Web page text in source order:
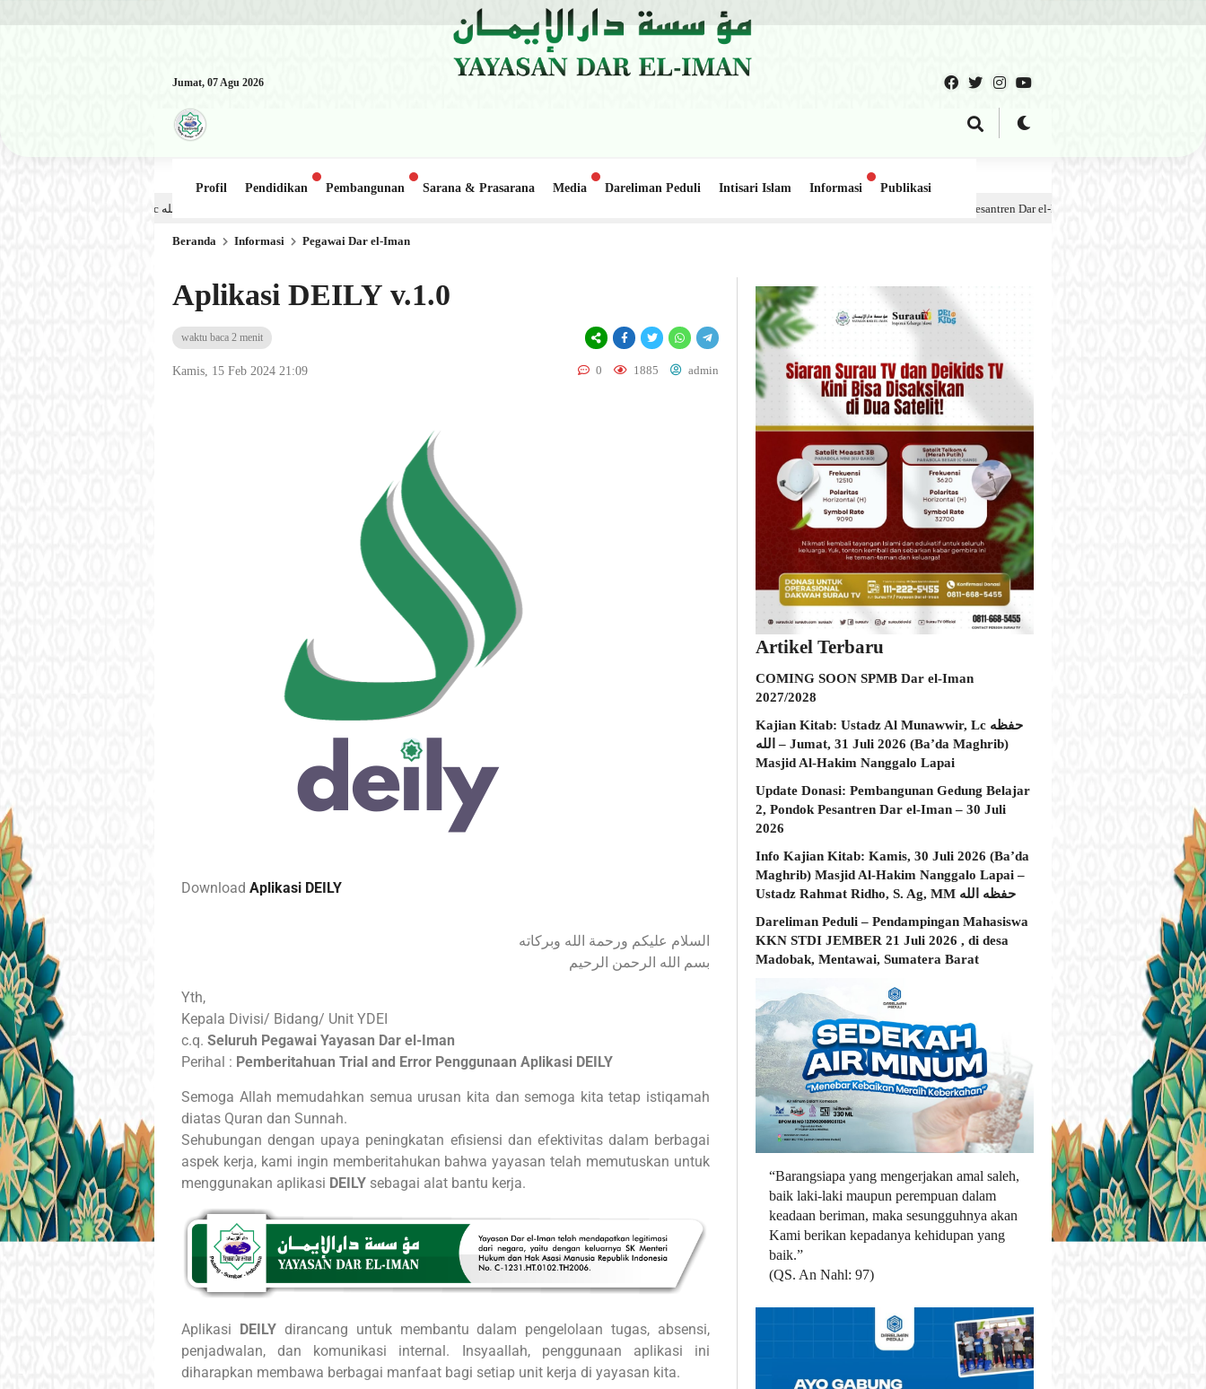
Jumat, 07 Agu 2026
Profil Pendidikan Pembangunan Sarana & Prasarana Media Dareliman Peduli Intisari Islam Informasi
Publikasi
Kajian Kitab: Ustadz Al Munawwir, Lc حفظه الله – Jumat, 31 Juli 2026 (Ba’da Maghrib) Masjid Al-Hakim Nanggalo Lapai
Update Donasi: Pembangunan Gedung Belajar 2, Pondok Pesantren Dar el-Iman – 30 Juli 2026
Beranda Informasi Pegawai Dar el-Iman
Aplikasi DEILY v.1.0
waktu baca 2 menit
Kamis, 15 Feb 2024 21:09 0 1885 admin
Download Aplikasi DEILY
السلام عليكم ورحمة الله وبركاته
بسم الله الرحمن الرحيم
Yth,
Kepala Divisi/ Bidang/ Unit YDEI
c.q. Seluruh Pegawai Yayasan Dar el-Iman
Perihal : Pemberitahuan Trial and Error Penggunaan Aplikasi DEILY
Semoga Allah memudahkan semua urusan kita dan semoga kita tetap istiqamah
diatas Quran dan Sunnah.
Sehubungan dengan upaya peningkatan efisiensi dan efektivitas dalam berbagai
aspek kerja, kami ingin memberitahukan bahwa yayasan telah memutuskan untuk
menggunakan aplikasi DEILY sebagai alat bantu kerja.
Aplikasi DEILYdirancang untuk membantu dalam pengelolaan tugas, absensi,
penjadwalan, dan komunikasi internal. Insyaallah, penggunaan aplikasi ini
diharapkan membawa berbagai manfaat bagi setiap unit kerja di yayasan kita.
Artikel Terbaru
COMING SOON SPMB Dar el-Iman
2027/2028
Kajian Kitab: Ustadz Al Munawwir, Lc حفظه
الله – Jumat, 31 Juli 2026 (Ba’da Maghrib)
Masjid Al-Hakim Nanggalo Lapai
Update Donasi: Pembangunan Gedung Belajar
2, Pondok Pesantren Dar el-Iman – 30 Juli
2026
Info Kajian Kitab: Kamis, 30 Juli 2026 (Ba’da
Maghrib) Masjid Al-Hakim Nanggalo Lapai –
Ustadz Rahmat Ridho, S. Ag, MM حفظه الله
Dareliman Peduli – Pendampingan Mahasiswa
KKN STDI JEMBER 21 Juli 2026 , di desa
Madobak, Mentawai, Sumatera Barat
“Barangsiapa yang mengerjakan amal saleh,
baik laki-laki maupun perempuan dalam
keadaan beriman, maka sesungguhnya akan
Kami berikan kepadanya kehidupan yang
baik.”
(QS. An Nahl: 97)